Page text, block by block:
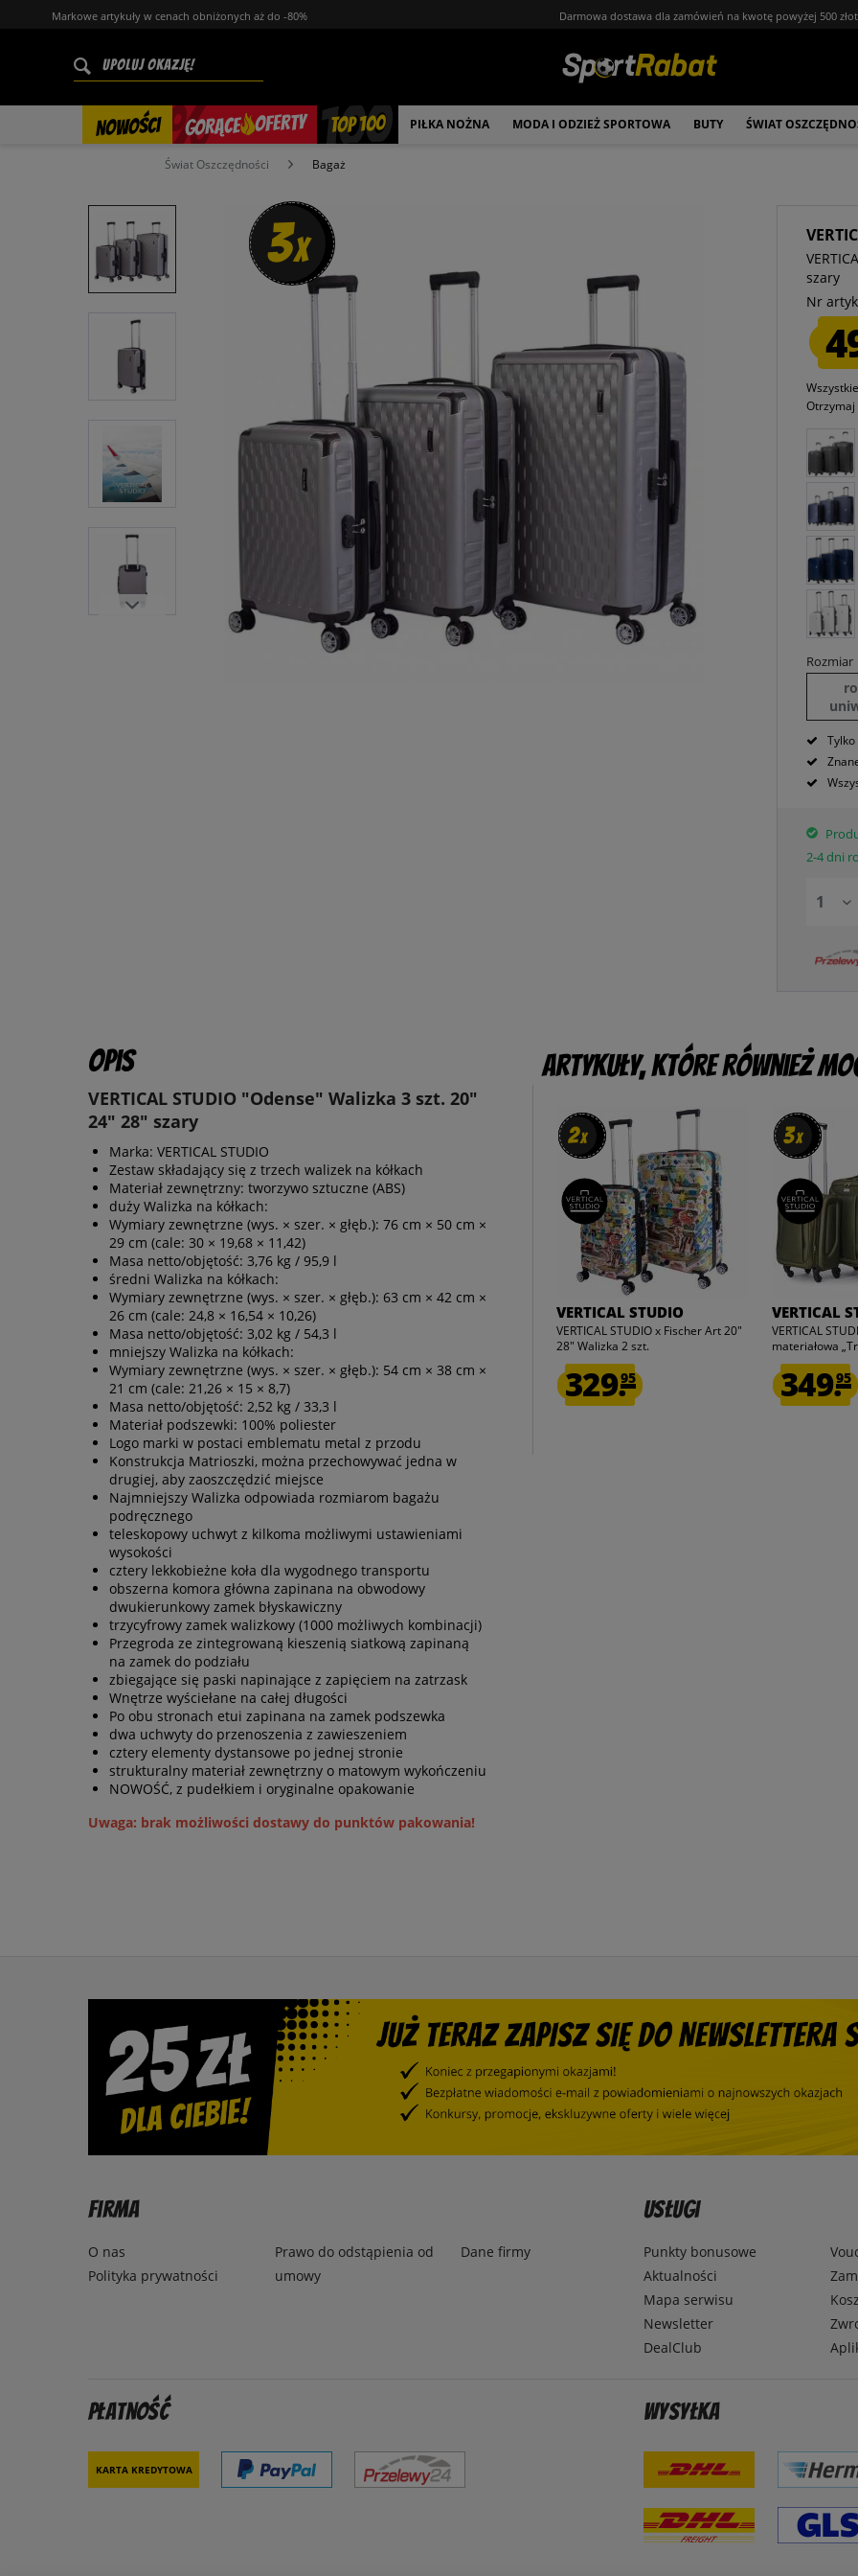
Markowe artykuły w cenach obniżonych aż do -80% Darmowa dostawa dla zamówień na kwotę powyżej 500
NOWOŚCI GORĄCE OFERTY
% TOP 100 PIŁKA NOŻNA MODA I ODZIEŻ SPORTOWA BUTY ŚWIAT
Świat Oszczędności Bagaż
3x
szary
Nr
Otrzymaj
Rozmiar
2-4 dni
Opis
VERTICAL STUDIO "Odense" Walizka 3 szt. 20"
24" 28" szary
Marka: VERTICAL STUDIO
Zestaw składający się z trzech walizek na kółkach
Materiał zewnętrzny: tworzywo sztuczne (ABS)
duży Walizka na kółkach:
Wymiary zewnętrzne (wys. × szer. × głęb.): 76 cm × 50 cm ×
29 cm (cale: 30 × 19,68 × 11,42)
Masa netto/objętość: 3,76 kg / 95,9 l
średni Walizka na kółkach:
Wymiary zewnętrzne (wys. × szer. × głęb.): 63 cm × 42 cm ×
26 cm (cale: 24,8 × 16,54 × 10,26)
Masa netto/objętość: 3,02 kg / 54,3 l
mniejszy Walizka na kółkach:
Wymiary zewnętrzne (wys. × szer. × głęb.): 54 cm × 38 cm ×
21 cm (cale: 21,26 × 15 × 8,7)
Masa netto/objętość: 2,52 kg / 33,3 l
Materiał podszewki: 100% poliester
Logo marki w postaci emblematu metal z przodu
Konstrukcja Matrioszki, można przechowywać jedna w
drugiej, aby zaoszczędzić miejsce
Najmniejszy Walizka odpowiada rozmiarom bagażu
podręcznego
teleskopowy uchwyt z kilkoma możliwymi ustawieniami
wysokości
cztery lekkobieżne koła dla wygodnego transportu
obszerna komora główna zapinana na obwodowy
dwukierunkowy zamek błyskawiczny
trzycyfrowy zamek walizkowy (1000 możliwych kombinacji)
Przegroda ze zintegrowaną kieszenią siatkową zapinaną
na zamek do podziału
zbiegające się paski napinające z zapięciem na zatrzask
Wnętrze wyściełane na całej długości
Po obu stronach etui zapinana na zamek podszewka
dwa uchwyty do przenoszenia z zawieszeniem
cztery elementy dystansowe po jednej stronie
strukturalny materiał zewnętrzny o matowym wykończeniu
NOWOŚĆ, z pudełkiem i oryginalne opakowanie
Uwaga: brak możliwości dostawy do punktów pakowania!
Artykuły, które również
2x
2x
VERTICAL STUDIO
VERTICAL STUDIO x Fischer Art 20"
28" Walizka 2 szt.
329.95
3x
3x
VERTICAL
VERTICAL
materiałowa
349.95
Firma
O nas
Polityka prywatności
Prawo do odstąpienia od
umowy
Dane firmy
Usługi
Punkty bonusowe
Aktualności
Mapa serwisu
Newsletter
DealClub
Płatność
Karta kredytowa
Wysyłka